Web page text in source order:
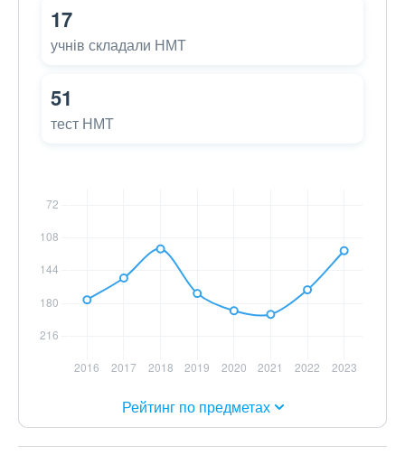
17
учнів складали НМТ
51
тест НМТ
Рейтинг по предметах